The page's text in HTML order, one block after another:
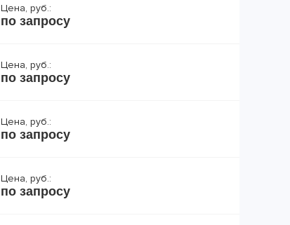
Цена, руб.:
по запросу
Цена, руб.:
по запросу
Цена, руб.:
по запросу
Цена, руб.:
по запросу